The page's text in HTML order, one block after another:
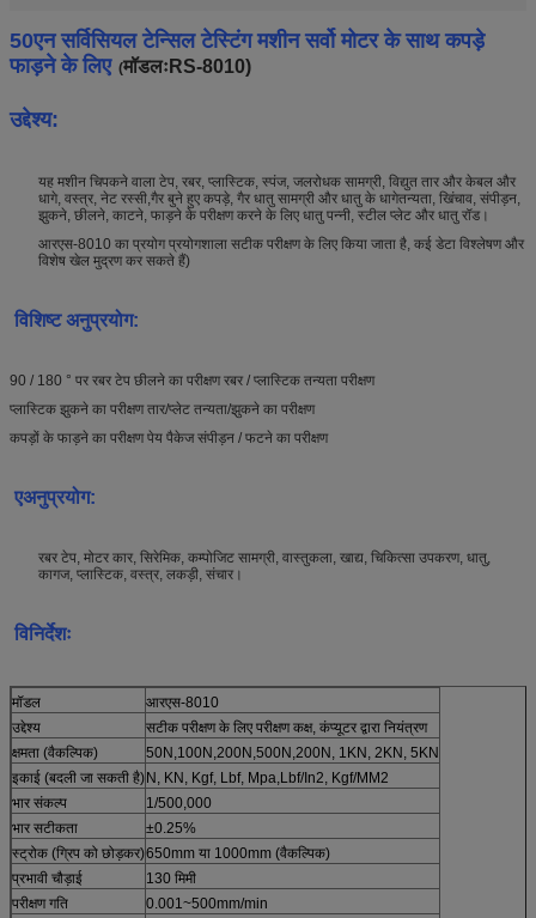
50एन सर्विसियल टेन्सिल टेस्टिंग मशीन सर्वो मोटर के साथ कपड़े
फाड़ने के लिए (मॉडलःRS-8010)
उद्देश्य:
यह मशीन चिपकने वाला टेप, रबर, प्लास्टिक, स्पंज, जलरोधक सामग्री, विद्युत तार और केबल और
धागे, वस्त्र, नेट रस्सी,गैर बुने हुए कपड़े, गैर धातु सामग्री और धातु के धागेतन्यता, खिंचाव, संपीड़न,
झुकने, छीलने, काटने, फाड़ने के परीक्षण करने के लिए धातु पन्नी, स्टील प्लेट और धातु रॉड।
आरएस-8010 का प्रयोग प्रयोगशाला सटीक परीक्षण के लिए किया जाता है, कई डेटा विश्लेषण और
विशेष खेल मुद्रण कर सकते हैं)
विशिष्ट अनुप्रयोग:
90 / 180 ° पर रबर टेप छीलने का परीक्षण रबर / प्लास्टिक तन्यता परीक्षण
प्लास्टिक झुकने का परीक्षण तार/प्लेट तन्यता/झुकने का परीक्षण
कपड़ों के फाड़ने का परीक्षण पेय पैकेज संपीड़न / फटने का परीक्षण
एअनुप्रयोग:
रबर टेप, मोटर कार, सिरेमिक, कम्पोजिट सामग्री, वास्तुकला, खाद्य, चिकित्सा उपकरण, धातु,
कागज, प्लास्टिक, वस्त्र, लकड़ी, संचार।
विनिर्देशः
मॉडल
आरएस-8010
उद्देश्य
सटीक परीक्षण के लिए परीक्षण कक्ष, कंप्यूटर द्वारा नियंत्रण
क्षमता (वैकल्पिक)
50N,100N,200N,500N,200N, 1KN, 2KN, 5KN
इकाई (बदली जा सकती है)N, KN, Kgf, Lbf, Mpa,Lbf/In2, Kgf/MM2
भार संकल्प
1/500,000
भार सटीकता
±0.25%
स्ट्रोक (ग्रिप को छोड़कर)650mm या 1000mm (वैकल्पिक)
प्रभावी चौड़ाई
130 मिमी
परीक्षण गति
0.001~500mm/min